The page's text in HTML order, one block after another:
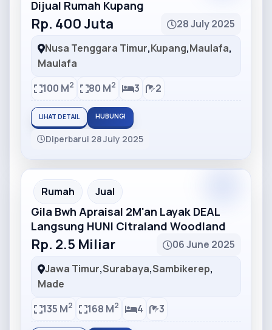
Dijual Rumah Kupang
Rp. 400 Juta
28 July 2025
Nusa Tenggara Timur,Kupang,Maulafa,
Maulafa
100 M2 80 M2 3 2
LIHAT DETAIL HUBUNGI
Diperbarui 28 July 2025
Partner Ad
Rumah Jual
Gila Bwh Apraisal 2M'an Layak DEAL
Langsung HUNI Citraland Woodland
Rp. 2.5 Miliar
06 June 2025
Jawa Timur,Surabaya,Sambikerep,
Made
135 M2 168 M2 4 3